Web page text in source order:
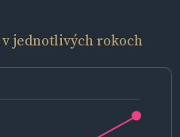
v jednotlivých rokoch